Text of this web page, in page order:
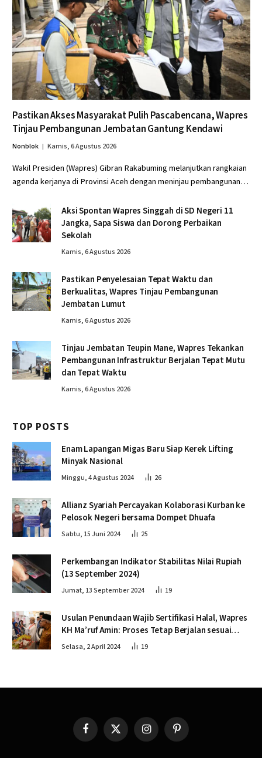
Pastikan Akses Masyarakat Pulih Pascabencana, Wapres
Tinjau Pembangunan Jembatan Gantung Kendawi
Nonblok Kamis, 6 Agustus 2026
Wakil Presiden (Wapres) Gibran Rakabuming melanjutkan rangkaian
agenda kerjanya di Provinsi Aceh dengan meninjau pembangunan…
Aksi Spontan Wapres Singgah di SD Negeri 11
Jangka, Sapa Siswa dan Dorong Perbaikan
Sekolah
Kamis, 6 Agustus 2026
Pastikan Penyelesaian Tepat Waktu dan
Berkualitas, Wapres Tinjau Pembangunan
Jembatan Lumut
Kamis, 6 Agustus 2026
Tinjau Jembatan Teupin Mane, Wapres Tekankan
Pembangunan Infrastruktur Berjalan Tepat Mutu
dan Tepat Waktu
Kamis, 6 Agustus 2026
TOP POSTS
Enam Lapangan Migas Baru Siap Kerek Lifting
Minyak Nasional
Minggu, 4 Agustus 2024 26
Allianz Syariah Percayakan Kolaborasi Kurban ke
Pelosok Negeri bersama Dompet Dhuafa
Sabtu, 15 Juni 2024 25
Perkembangan Indikator Stabilitas Nilai Rupiah
(13 September 2024)
Jumat, 13 September 2024 19
Usulan Penundaan Wajib Sertifikasi Halal, Wapres
KH Ma’ruf Amin: Proses Tetap Berjalan sesuai
Penahapan
Selasa, 2 April 2024 19
FacebookX
(Twitter)
InstagramPinterest